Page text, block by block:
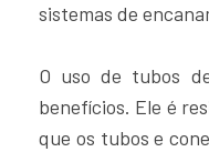
sistemas de
O uso de tubos
benefícios. Ele é
que os tubos e